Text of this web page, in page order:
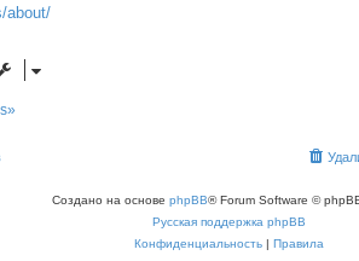
about/
Создано на основе phpBB® Forum Software ©
Русская поддержка phpBB
Конфиденциальность | Правила